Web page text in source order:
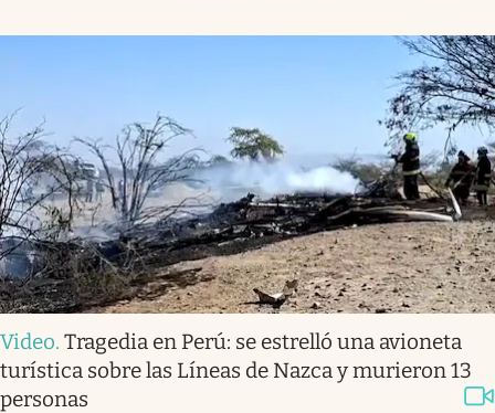
Video. Tragedia en Perú: se estrelló una avioneta
turística sobre las Líneas de Nazca y murieron 13
personas